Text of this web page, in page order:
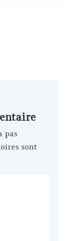
pas
sont